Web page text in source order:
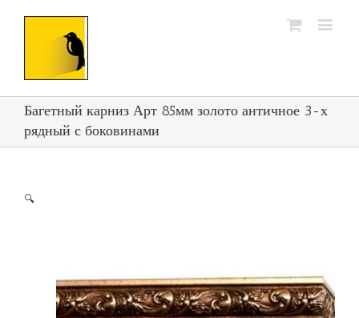
Багетный карниз Арт 85мм золото античное 3-х
рядный с боковинами
🔍